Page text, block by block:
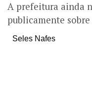
A prefeitura ainda
publicamente
Seles Nafes